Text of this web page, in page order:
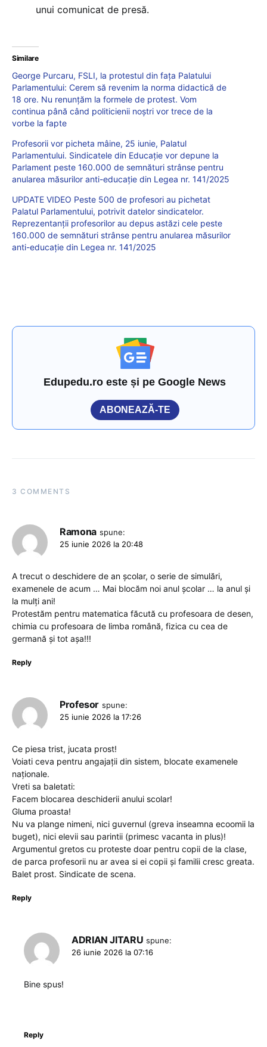
unui comunicat de presă.
Similare
George Purcaru, FSLI, la protestul din fața Palatului
Parlamentului: Cerem să revenim la norma didactică de
18 ore. Nu renunțăm la formele de protest. Vom
continua până când politicienii noștri vor trece de la
vorbe la fapte
Profesorii vor picheta mâine, 25 iunie, Palatul
Parlamentului. Sindicatele din Educație vor depune la
Parlament peste 160.000 de semnături strânse pentru
anularea măsurilor anti-educație din Legea nr. 141/2025
UPDATE VIDEO Peste 500 de profesori au pichetat
Palatul Parlamentului, potrivit datelor sindicatelor.
Reprezentanții profesorilor au depus astăzi cele peste
160.000 de semnături strânse pentru anularea măsurilor
anti-educație din Legea nr. 141/2025
Edupedu.ro este și pe Google News
ABONEAZĂ-TE
3 COMMENTS
Ramona spune:
25 iunie 2026 la 20:48
A trecut o deschidere de an școlar, o serie de simulări,
examenele de acum … Mai blocăm noi anul școlar … la anul și
la mulți ani!
Protestăm pentru matematica făcută cu profesoara de desen,
chimia cu profesoara de limba română, fizica cu cea de
germană și tot așa!!!
Reply
Profesor spune:
25 iunie 2026 la 17:26
Ce piesa trist, jucata prost!
Voiati ceva pentru angajații din sistem, blocate examenele
naționale.
Vreti sa baletati:
Facem blocarea deschiderii anului scolar!
Gluma proasta!
Nu va plange nimeni, nici guvernul (greva inseamna ecoomii la
buget), nici elevii sau parintii (primesc vacanta in plus)!
Argumentul gretos cu proteste doar pentru copii de la clase,
de parca profesorii nu ar avea si ei copii și familii cresc greata.
Balet prost. Sindicate de scena.
Reply
ADRIAN JITARU spune:
26 iunie 2026 la 07:16
Bine spus!
Reply